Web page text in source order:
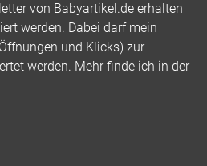
von Babyartikel.de erhalten
werden. Dabei darf mein
und Klicks) zur
werden. Mehr finde ich in der